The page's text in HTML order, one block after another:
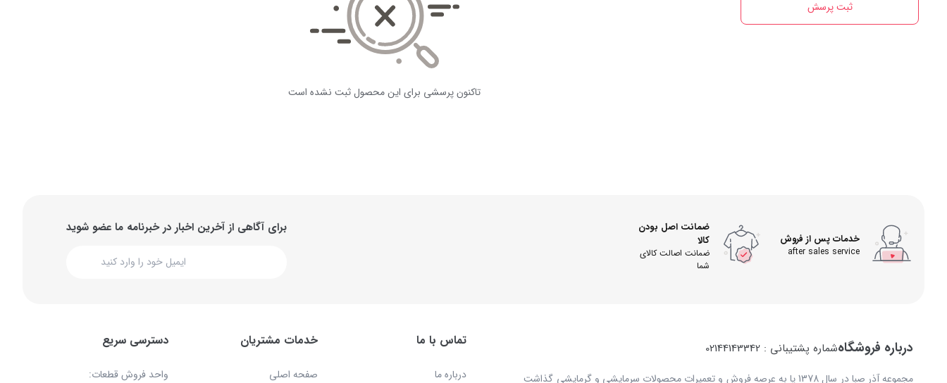
ثبت پرسش
تاکنون پرسشی برای این محصول ثبت نشده است
خدمات پس از فروش
after sales service
ضمانت اصل بودن
کالا
ضمانت اصالت کالای
شما
برای آگاهی از آخرین اخبار در خبرنامه ما عضو شوید
درباره فروشگاهشماره پشتیبانی : 02144143342
مجموعه آذر صبا در سال 1378 پا به عرصه فروش و تعمیرات محصولات سرمایشی و گرمایشی گذاشت
تماس با ما
درباره ما
خدمات مشتریان
صفحه اصلی
دسترسی سریع
واحد فروش قطعات: